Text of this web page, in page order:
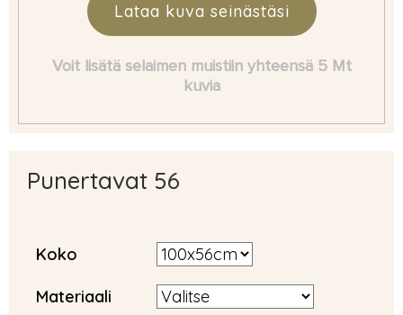
Lataa kuva seinästäsi
Voit lisätä selaimen muistiin yhteensä 5 Mt
kuvia
Punertavat 56
Koko
Materiaali